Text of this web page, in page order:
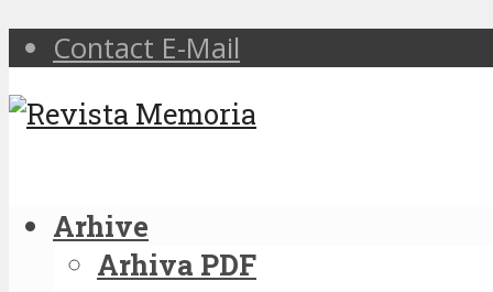
Contact E-Mail
Arhive
Arhiva PDF